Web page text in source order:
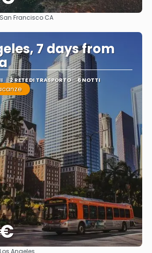
Vedere
San Francisco CA
7 days from
2 RETE DI TRASPORTO 6 NOTTI
Los Angeles